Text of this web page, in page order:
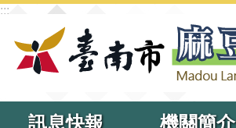
跳到主要內容區塊
:::
訊息快報 機關簡介